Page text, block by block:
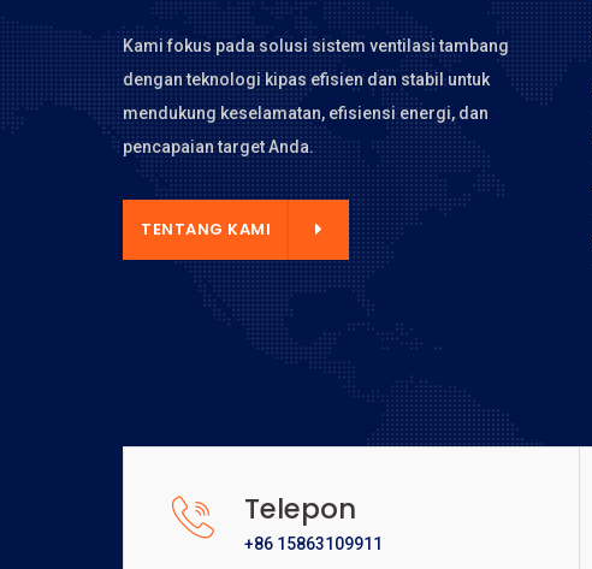
Kami fokus pada solusi sistem ventilasi tambang
dengan teknologi kipas efisien dan stabil untuk
mendukung keselamatan, efisiensi energi, dan
pencapaian target Anda.
TENTANG KAMI
Telepon
+86 15863109911